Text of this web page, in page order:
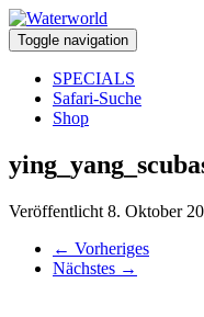
Toggle navigation
SPECIALS
Safari-Suche
Shop
Veröffentlicht 8. Oktober
← Vorheriges
Nächstes →